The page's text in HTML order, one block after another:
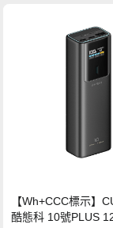
【Wh+CCC標示】
酷態科 10號PLUS